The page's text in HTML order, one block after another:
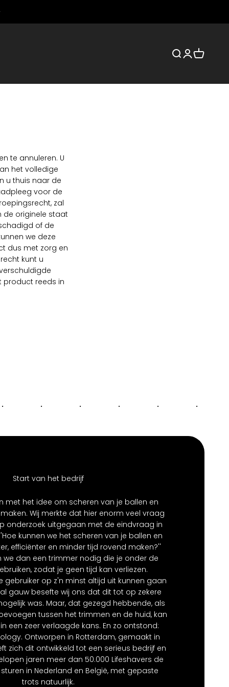
Zoeken openen
te annuleren. U
het volledige
u thuis naar de
voor de
zal
de originele staat
of de
we deze
dus met zorg en
kunt u
product reeds in
. . . . . .
Start van het bedrijf
met het idee om scheren van je ballen en
Wij merkte dat hier enorm veel vraag
onderzoek uitgegaan met de eindvraag in
kunnen we het scheren van je ballen en
efficiënter en minder tijd rovend maken?''
we dan een trimmer nodig die je onder de
zodat je geen tijd kan verliezen.
gebruiker op z'n minst altijd uit kunnen gaan
gauw besefte wij ons dat dit tot op zekere
was. Maar, dat gezegd hebbende, als
tussen het trimmen en de huid, kan
een zeer verlaagde kans. En zo ontstond:
Ontworpen in Rotterdam, gemaakt in
zich dit ontwikkeld tot een serieus bedrijf en
jaren meer dan 50.000 Lifeshavers de
in Nederland en België, met gepaste
trots natuurlijk.